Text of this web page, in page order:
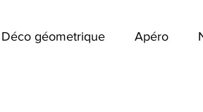
Déco géometrique Apéro